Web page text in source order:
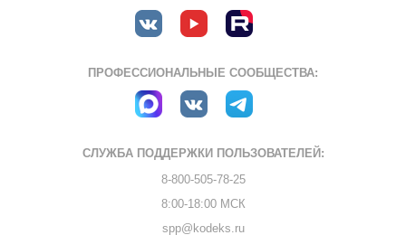
ПРОФЕССИОНАЛЬНЫЕ СООБЩЕСТВА:
СЛУЖБА ПОДДЕРЖКИ ПОЛЬЗОВАТЕЛЕЙ:
8-800-505-78-25
8:00-18:00 МСК
spp@kodeks.ru